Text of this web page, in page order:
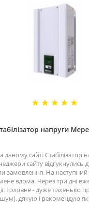
напруги
даному сайті Стабілізатор
сайту відгукнулись
замовлення. На
вдома. Через три дні
Головне - дуже тихенько
шум). дякую і рекомендую як